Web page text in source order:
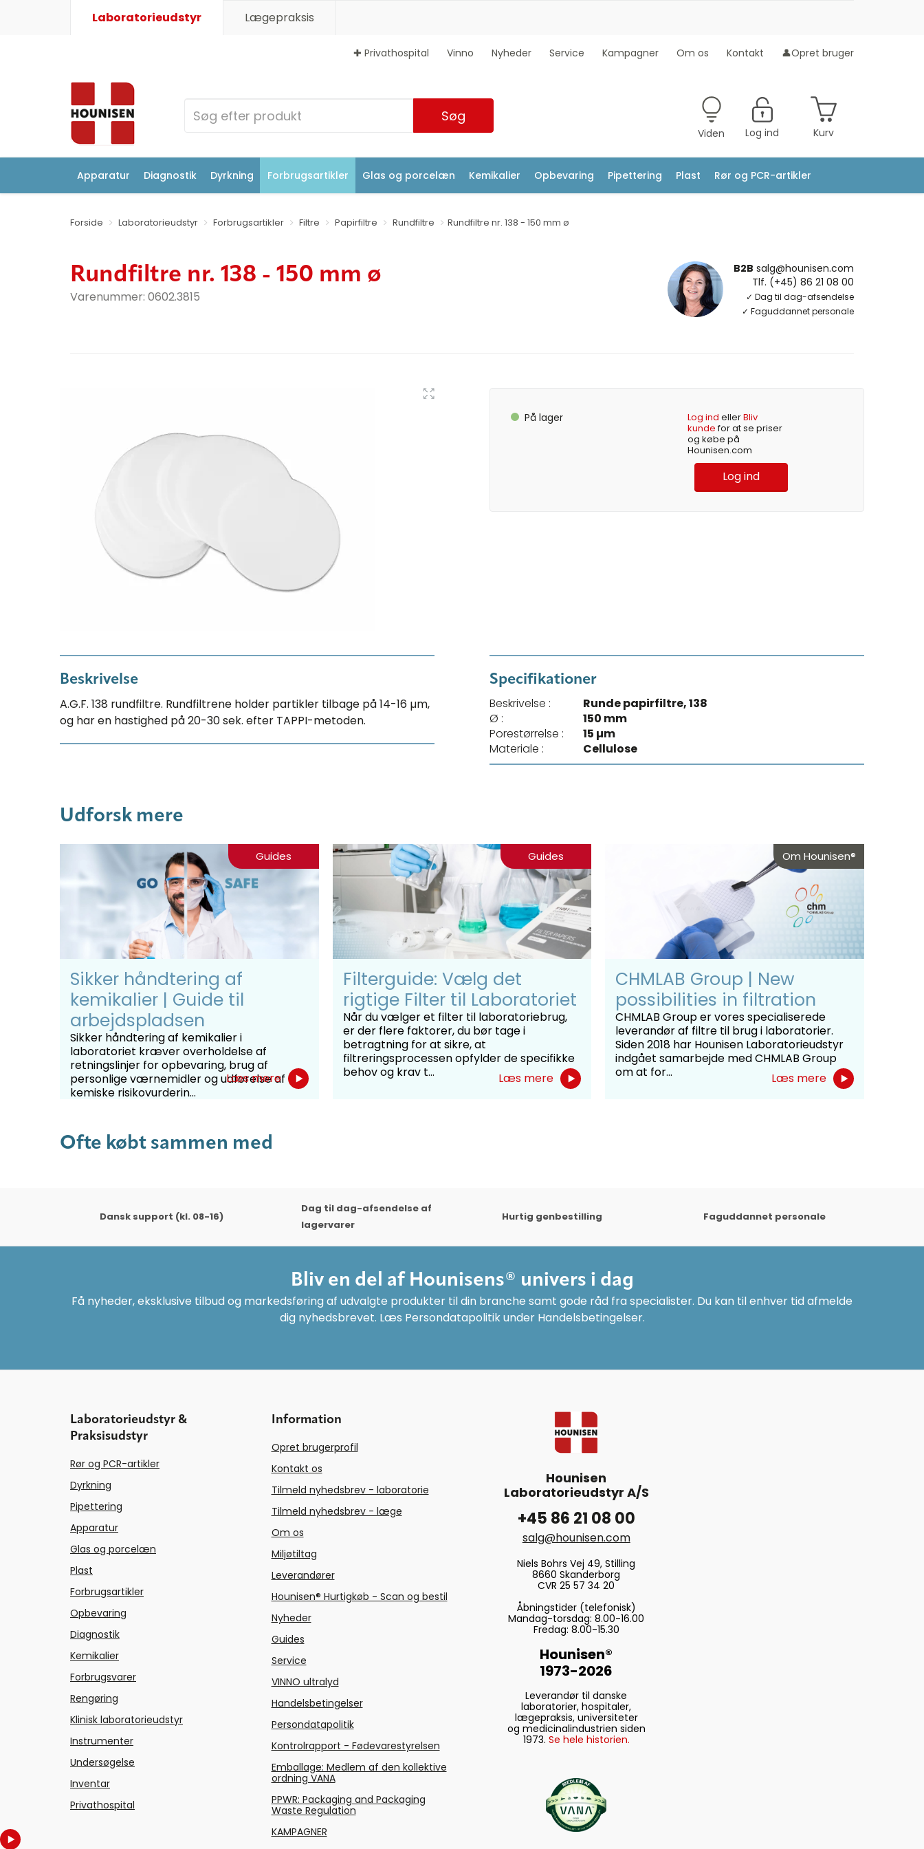
Laboratorieudstyr Lægepraksis
✚ Privathospital Vinno Nyheder Service Kampagner Om os Kontakt 👤Opret bruger
Søg
Viden Log ind Kurv
Apparatur Diagnostik Dyrkning Forbrugsartikler Glas og porcelæn Kemikalier Opbevaring Pipettering Plast Rør og PCR-artikler
Forside Laboratorieudstyr Forbrugsartikler Filtre Papirfiltre Rundfiltre Rundfiltre nr. 138 - 150 mm ø
Rundfiltre nr. 138 - 150 mm ø
Varenummer: 0602.3815
B2B salg@hounisen.com
Tlf. (+45) 86 21 08 00
✓ Dag til dag-afsendelse
✓ Faguddannet personale
På lager Log ind ellerBliv
kundefor at se priser
og købe på
Hounisen.com
Log ind
Beskrivelse
A.G.F. 138 rundfiltre. Rundfiltrene holder partikler tilbage på 14-16 µm,
og har en hastighed på 20-30 sek. efter TAPPI-metoden.
Specifikationer
Beskrivelse :
Runde papirfiltre, 138
Ø :
150 mm
Porestørrelse :
15 µm
Materiale :
Cellulose
Udforsk mere
Guides
Sikker håndtering af
kemikalier | Guide til
arbejdspladsen
Sikker håndtering af kemikalier i
laboratoriet kræver overholdelse af
retningslinjer for opbevaring, brug af
personlige værnemidler og udførelse af
kemiske risikovurderin...
Læs mere
Guides
Filterguide: Vælg det
rigtige Filter til Laboratoriet
Når du vælger et filter til laboratoriebrug,
er der flere faktorer, du bør tage i
betragtning for at sikre, at
filtreringsprocessen opfylder de specifikke
behov og krav t...
Læs mere
Om Hounisen®
CHMLAB Group | New
possibilities in filtration
CHMLAB Group er vores specialiserede
leverandør af filtre til brug i laboratorier.
Siden 2018 har Hounisen Laboratorieudstyr
indgået samarbejde med CHMLAB Group
om at for...
Læs mere
Ofte købt sammen med
Dansk support (kl. 08-16)
Dag til dag-afsendelse af
lagervarer
Hurtig genbestilling Faguddannet personale
Bliv en del af Hounisens® univers i dag
Få nyheder, eksklusive tilbud og markedsføring af udvalgte produkter til din branche samt gode råd fra specialister. Du kan til enhver tid afmelde
dig nyhedsbrevet. Læs Persondatapolitik under Handelsbetingelser.
Laboratorieudstyr &
Praksisudstyr
Rør og PCR-artikler
Dyrkning
Pipettering
Apparatur
Glas og porcelæn
Plast
Forbrugsartikler
Opbevaring
Diagnostik
Kemikalier
Forbrugsvarer
Rengøring
Klinisk laboratorieudstyr
Instrumenter
Undersøgelse
Inventar
Privathospital
Information
Opret brugerprofil
Kontakt os
Tilmeld nyhedsbrev - laboratorie
Tilmeld nyhedsbrev - læge
Om os
Miljøtiltag
Leverandører
Hounisen® Hurtigkøb - Scan og bestil
Nyheder
Guides
Service
VINNO ultralyd
Handelsbetingelser
Persondatapolitik
Kontrolrapport - Fødevarestyrelsen
Emballage: Medlem af den kollektive
ordning VANA
PPWR: Packaging and Packaging
Waste Regulation
KAMPAGNER
Hounisen
Laboratorieudstyr A/S
+45 86 21 08 00
salg@hounisen.com
Niels Bohrs Vej 49, Stilling
8660 Skanderborg
CVR 25 57 34 20
Åbningstider (telefonisk)
Mandag-torsdag: 8.00-16.00
Fredag: 8.00-15.30
Hounisen®
1973-2026
Leverandør til danske
laboratorier, hospitaler,
lægepraksis, universiteter
og medicinalindustrien siden
1973. Se hele historien.